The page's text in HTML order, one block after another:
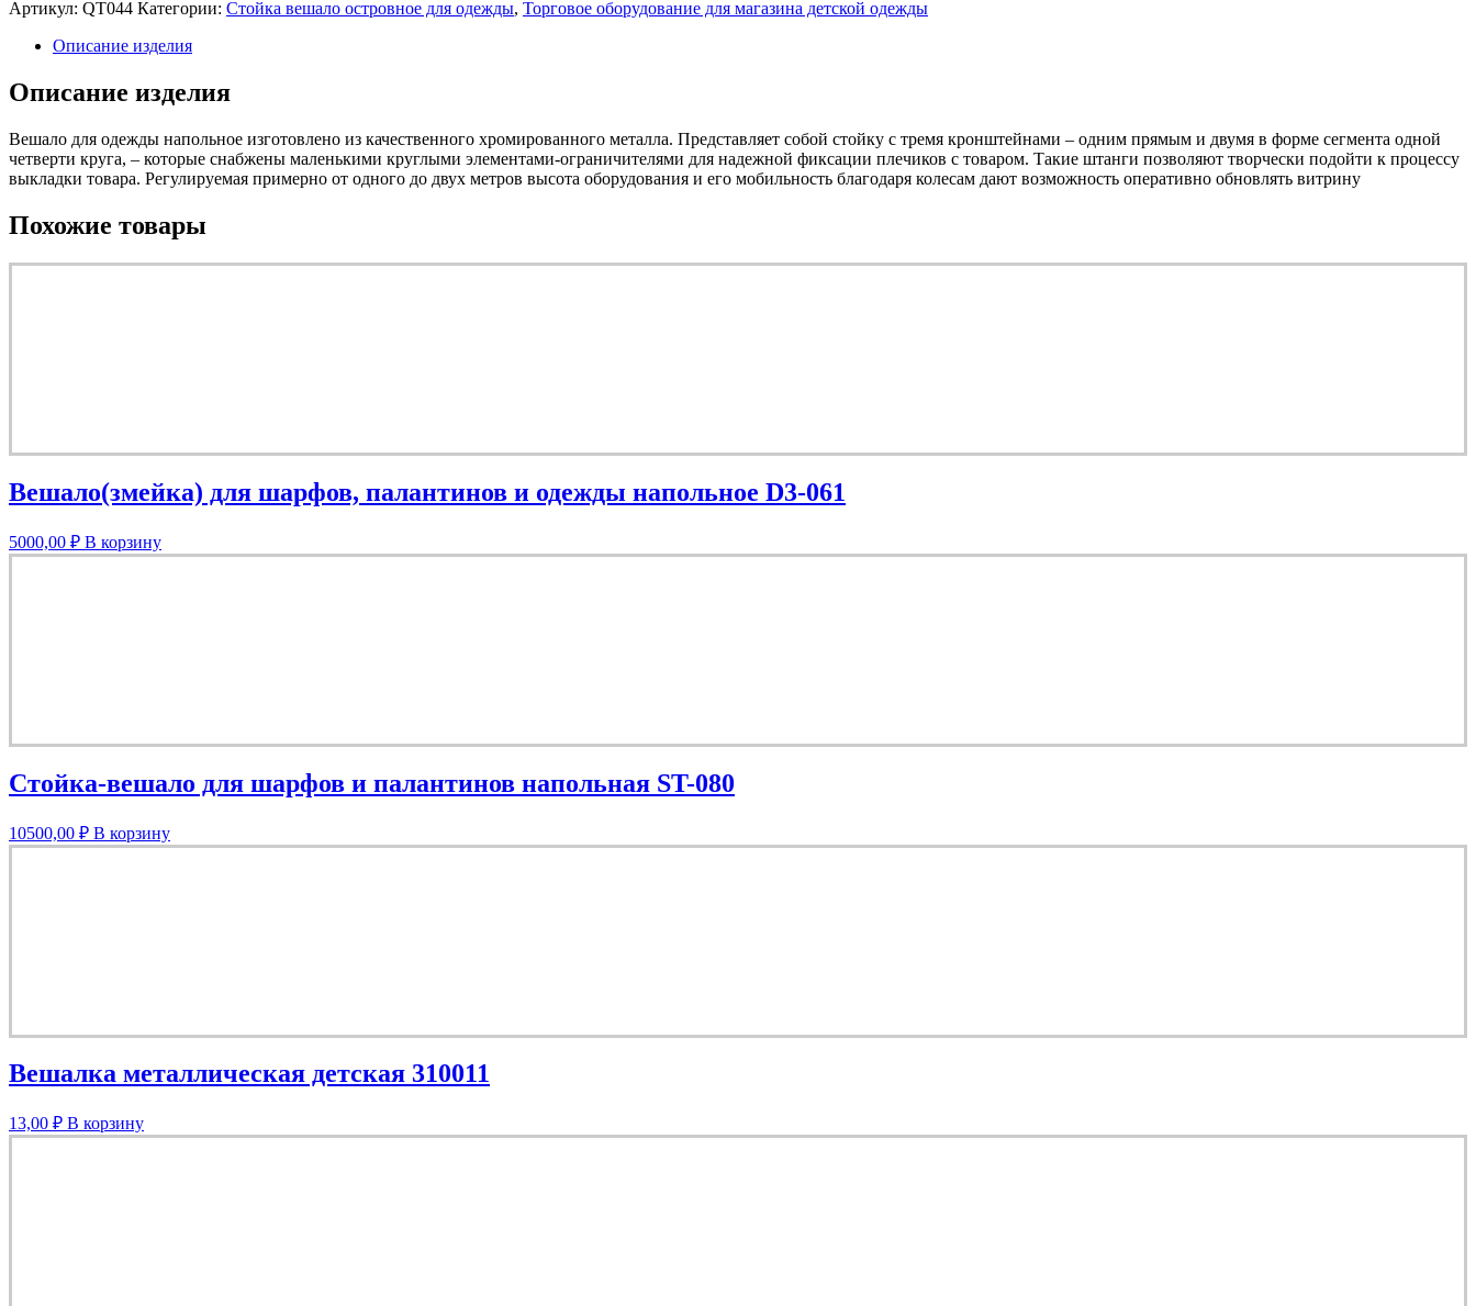
Артикул: QT044 Категории: Стойка вешало островное для одежды, Торговое оборудование для магазина детской одежды
Описание изделия
Описание изделия
Вешало для одежды напольное изготовлено из качественного хромированного металла. Представляет собой стойку с тремя кронштейнами – одним прямым и двумя в форме сегмента одной
четверти круга, – которые снабжены маленькими круглыми элементами-ограничителями для надежной фиксации плечиков с товаром. Такие штанги позволяют творчески подойти к процессу
выкладки товара. Регулируемая примерно от одного до двух метров высота оборудования и его мобильность благодаря колесам дают возможность оперативно обновлять витрину
Похожие товары
Вешало(змейка) для шарфов, палантинов и одежды напольное D3-061
5000,00 ₽ В корзину
Стойка-вешало для шарфов и палантинов напольная ST-080
10500,00 ₽ В корзину
Вешалка металлическая детская 310011
13,00 ₽ В корзину